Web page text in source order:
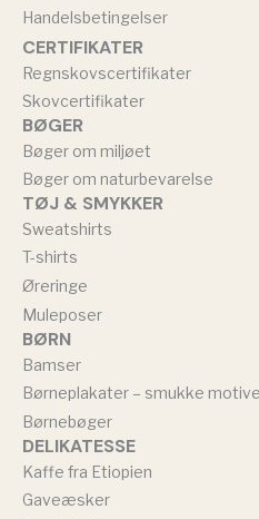
Handelsbetingelser
CERTIFIKATER
Regnskovscertifikater
Skovcertifikater
BØGER
Bøger om miljøet
Bøger om naturbevarelse
TØJ & SMYKKER
Sweatshirts
T-shirts
Øreringe
Muleposer
BØRN
Bamser
Børneplakater – smukke
Børnebøger
DELIKATESSE
Kaffe fra Etiopien
Gaveæsker